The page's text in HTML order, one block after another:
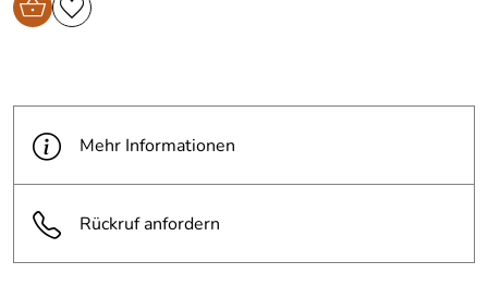
Mehr Informationen
Rückruf anfordern